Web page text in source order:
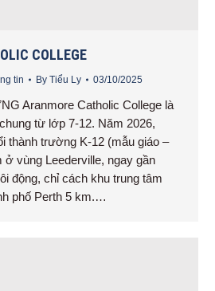
COLLEGE
tin By Tiểu Ly 03/10/2025
Aranmore Catholic College là
từ lớp 7-12. Năm 2026,
thành trường K-12 (mẫu giáo –
vùng Leederville, ngay gần
động, chỉ cách khu trung tâm
phố Perth 5 km.…